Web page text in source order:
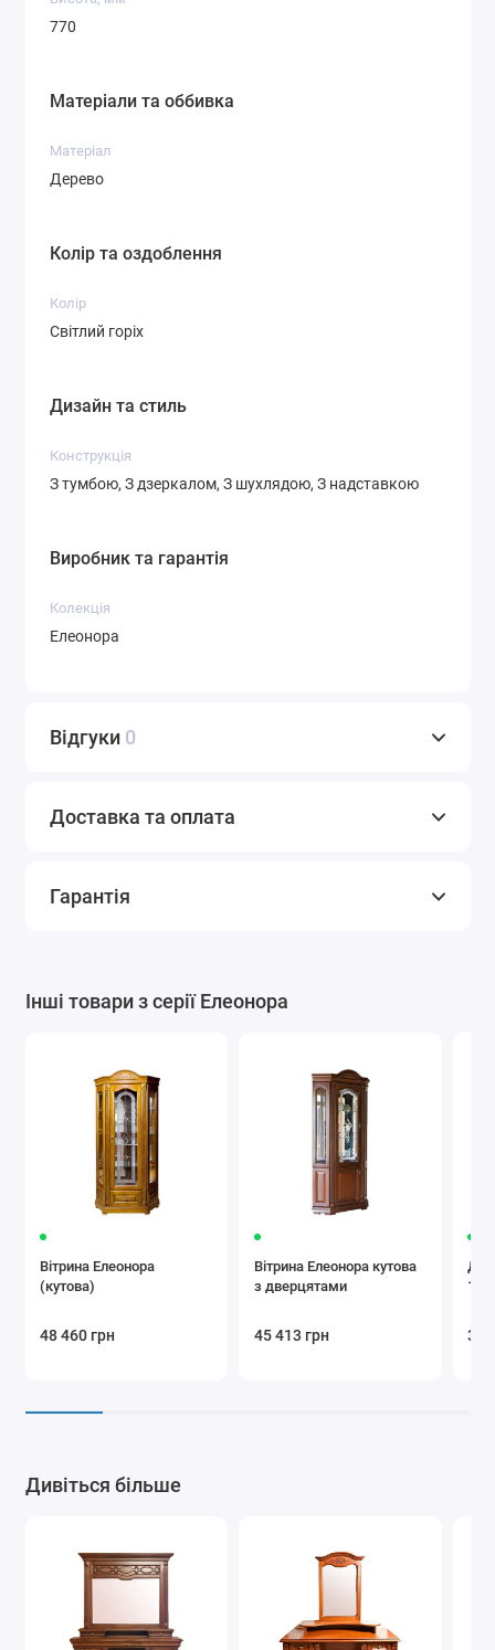
770
Матеріали та оббивка
Матеріал
Дерево
Колір та оздоблення
Колір
Світлий горіх
Дизайн та стиль
Конструкція
З тумбою, З дзеркалом, З шухлядою, З надставкою
Виробник та гарантія
Колекція
Елеонора
Відгуки 0
Доставка та оплата
Гарантія
Інші товари з серії Елеонора
Вітрина Елеонора
(кутова)
48 460 грн
Вітрина Елеонора кутова
з дверцятами
45 413 грн 36
Дивіться більше